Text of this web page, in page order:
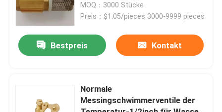
MOQ：3000 Stücke
Preis：$1.05/pieces 3000-9999 pieces
Bestpreis Kontakt
Normale
Messingschwimmerventile der